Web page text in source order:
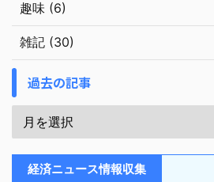
趣味 (6)
雑記 (30)
過去の記事
経済ニュース情報収集